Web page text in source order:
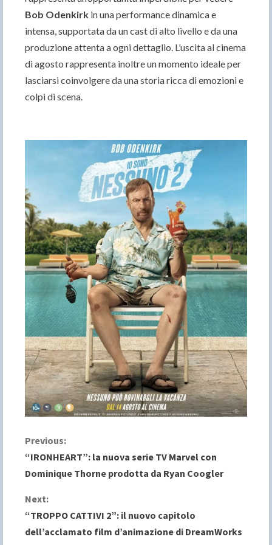
Bob Odenkirk in una performance dinamica e
intensa, supportata da un cast di alto livello e da una
produzione attenta a ogni dettaglio. L’uscita al cinema
di agosto rappresenta inoltre un momento ideale per
lasciarsi coinvolgere da una storia ricca di emozioni e
colpi di scena.
C
o
n
t
Previous:
“IRONHEART”: la nuova serie TV Marvel con
Dominique Thorne prodotta da Ryan Coogler
Next:
“TROPPO CATTIVI 2”: il nuovo capitolo
dell’acclamato film d’animazione di DreamWorks